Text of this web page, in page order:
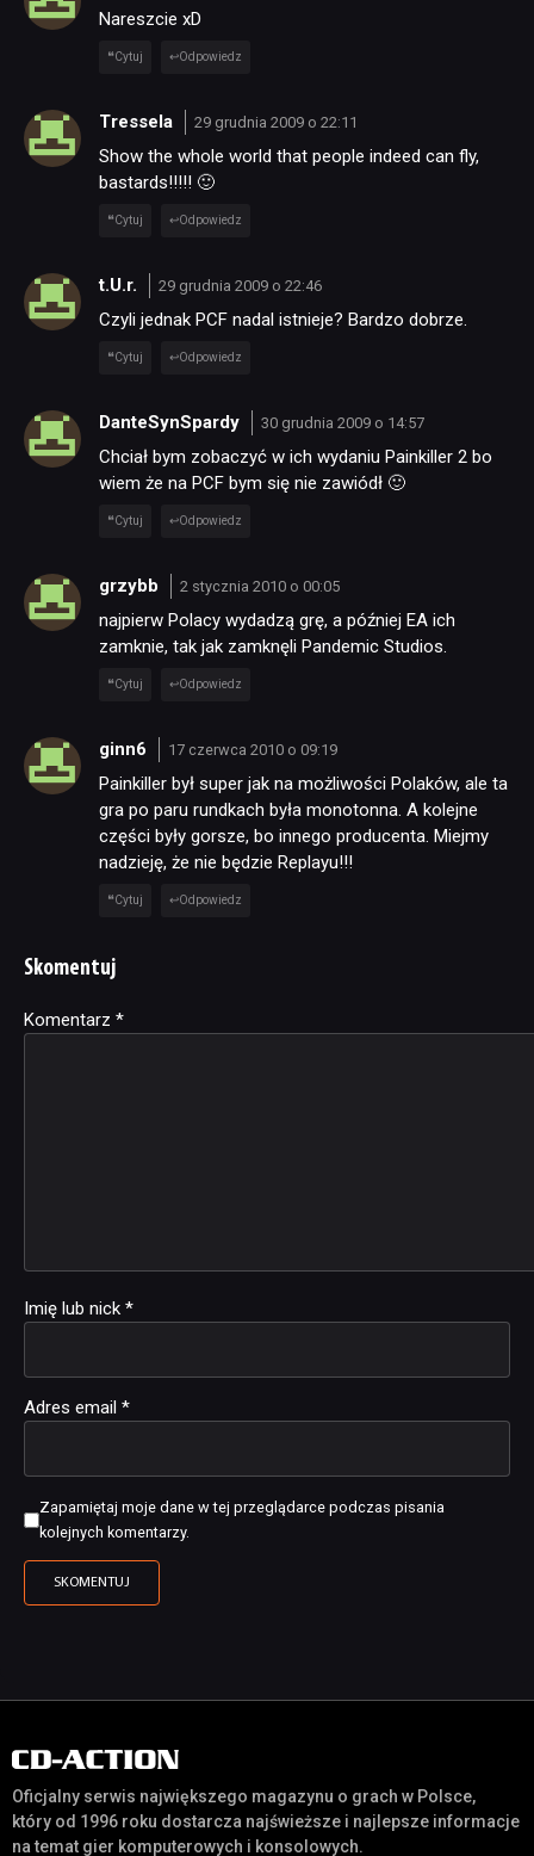
Nareszcie xD
Cytuj Odpowiedz
Tressela 29 grudnia 2009 o 22:11
Show the whole world that people indeed can fly,
bastards!!!!! 🙂
Cytuj Odpowiedz
t.U.r. 29 grudnia 2009 o 22:46
Czyli jednak PCF nadal istnieje? Bardzo dobrze.
Cytuj Odpowiedz
DanteSynSpardy 30 grudnia 2009 o 14:57
Chciał bym zobaczyć w ich wydaniu Painkiller 2 bo
wiem że na PCF bym się nie zawiódł 🙂
Cytuj Odpowiedz
grzybb 2 stycznia 2010 o 00:05
najpierw Polacy wydadzą grę, a później EA ich
zamknie, tak jak zamknęli Pandemic Studios.
Cytuj Odpowiedz
ginn6 17 czerwca 2010 o 09:19
Painkiller był super jak na możliwości Polaków, ale ta
gra po paru rundkach była monotonna. A kolejne
części były gorsze, bo innego producenta. Miejmy
nadzieję, że nie będzie Replayu!!!
Cytuj Odpowiedz
Skomentuj
Komentarz *
Imię lub nick *
Adres email *
Zapamiętaj moje dane w tej przeglądarce podczas pisania
kolejnych komentarzy.
Alternative:
Oficjalny serwis największego magazynu o grach w Polsce,
który od 1996 roku dostarcza najświeższe i najlepsze informacje
na temat gier komputerowych i konsolowych.